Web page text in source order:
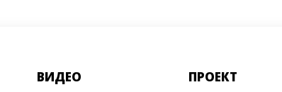
ВИДЕО ПРОЕКТ